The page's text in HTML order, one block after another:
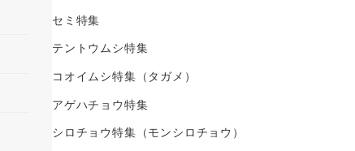
セミ特集
テントウムシ特集
コオイムシ特集（タガメ）
アゲハチョウ特集
シロチョウ特集（モンシロチョウ）